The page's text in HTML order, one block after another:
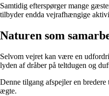
Samtidig efterspørger mange
tilbyder endda vejrafhængige
Naturen som
Selvom vejret kan være en
lyden af dråber på teltdugen og
Denne tilgang afspejler en
ægte.